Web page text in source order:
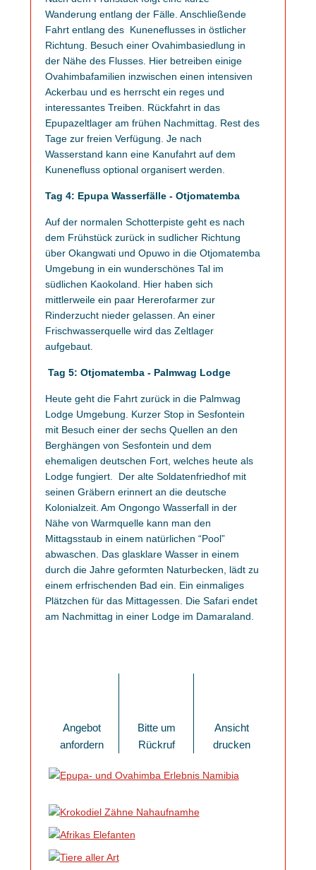
Wanderung entlang der Fälle. Anschließende
Fahrt entlang des Kuneneflusses in östlicher
Richtung. Besuch einer Ovahimbasiedlung in
der Nähe des Flusses. Hier betreiben einige
Ovahimbafamilien inzwischen einen intensiven
Ackerbau und es herrscht ein reges und
interessantes Treiben. Rückfahrt in das
Epupazeltlager am frühen Nachmittag. Rest des
Tage zur freien Verfügung. Je nach
Wasserstand kann eine Kanufahrt auf dem
Kunenefluss optional organisert werden.
Tag 4: Epupa Wasserfälle - Otjomatemba
Auf der normalen Schotterpiste geht es nach
dem Frühstück zurück in sudlicher Richtung
über Okangwati und Opuwo in die Otjomatemba
Umgebung in ein wunderschönes Tal im
südlichen Kaokoland. Hier haben sich
mittlerweile ein paar Hererofarmer zur
Rinderzucht nieder gelassen. An einer
Frischwasserquelle wird das Zeltlager
aufgebaut.
Tag 5: Otjomatemba - Palmwag Lodge
Heute geht die Fahrt zurück in die Palmwag
Lodge Umgebung. Kurzer Stop in Sesfontein
mit Besuch einer der sechs Quellen an den
Berghängen von Sesfontein und dem
ehemaligen deutschen Fort, welches heute als
Lodge fungiert. Der alte Soldatenfriedhof mit
seinen Gräbern erinnert an die deutsche
Kolonialzeit. Am Ongongo Wasserfall in der
Nähe von Warmquelle kann man den
Mittagsstaub in einem natürlichen “Pool”
abwaschen. Das glasklare Wasser in einem
durch die Jahre geformten Naturbecken, lädt zu
einem erfrischenden Bad ein. Ein einmaliges
Plätzchen für das Mittagessen. Die Safari endet
am Nachmittag in einer Lodge im Damaraland.
Angebot
anfordern
Bitte um
Rückruf
Ansicht
drucken